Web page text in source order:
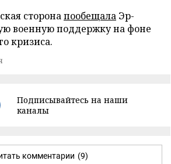
сторонапообещала Эр-
военную поддержку на фоне
кризиса.
Подписывайтесь на наши
каналы
комментарии (9)